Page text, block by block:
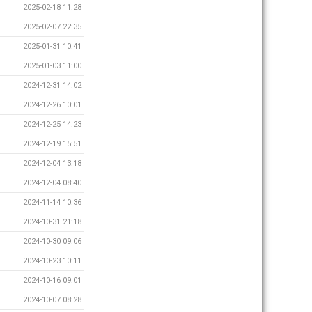
2025-02-18 11:28
2025-02-07 22:35
2025-01-31 10:41
2025-01-03 11:00
2024-12-31 14:02
2024-12-26 10:01
2024-12-25 14:23
2024-12-19 15:51
2024-12-04 13:18
2024-12-04 08:40
2024-11-14 10:36
2024-10-31 21:18
2024-10-30 09:06
2024-10-23 10:11
2024-10-16 09:01
2024-10-07 08:28